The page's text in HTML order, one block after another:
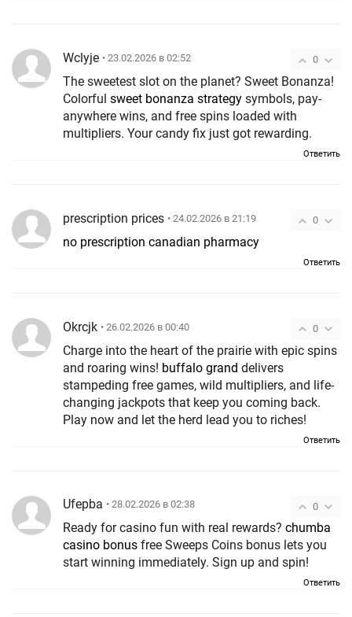
0
Wclyje • 23.02.2026 в 02:52
The sweetest slot on the planet? Sweet Bonanza!
Colorful sweet bonanza strategy symbols, pay-
anywhere wins, and free spins loaded with
multipliers. Your candy fix just got rewarding.
Ответить
0
prescription prices • 24.02.2026 в 21:19
no prescription canadian pharmacy
Ответить
0
Okrcjk • 26.02.2026 в 00:40
Charge into the heart of the prairie with epic spins
and roaring wins! buffalo grand delivers
stampeding free games, wild multipliers, and life-
changing jackpots that keep you coming back.
Play now and let the herd lead you to riches!
Ответить
0
Ufepba • 28.02.2026 в 02:38
Ready for casino fun with real rewards? chumba
casino bonus free Sweeps Coins bonus lets you
start winning immediately. Sign up and spin!
Ответить